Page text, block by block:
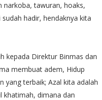
narkoba, tawuran, hoaks,
hadir, hendaknya kita
kepada Direktur Binmas dan
membuat adem, Hidup
yang terbaik; Azal kita adalah
khatimah, dimana dan